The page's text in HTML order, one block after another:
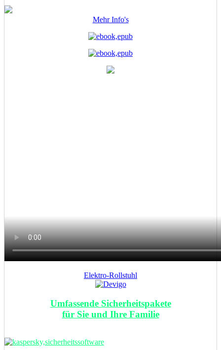
Mehr Info's
Elektro-Rollstuhl
Umfassende Sicherheitspakete
für Sie und Ihre Familie